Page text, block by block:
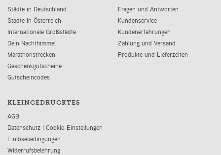
Städte in Deutschland
Städte in Österreich
Internationale Großstädte
Dein Nachthimmel
Marathonstrecken
Geschenkgutscheine
Gutscheincodes
Fragen und Antworten
Kundenservice
Kundenerfahrungen
Zahlung und Versand
Produkte und Lieferzeiten
KLEINGEDRUCKTES
AGB
Datenschutz | Cookie-Einstellungen
Einlösebedingungen
Widerrufsbelehrung